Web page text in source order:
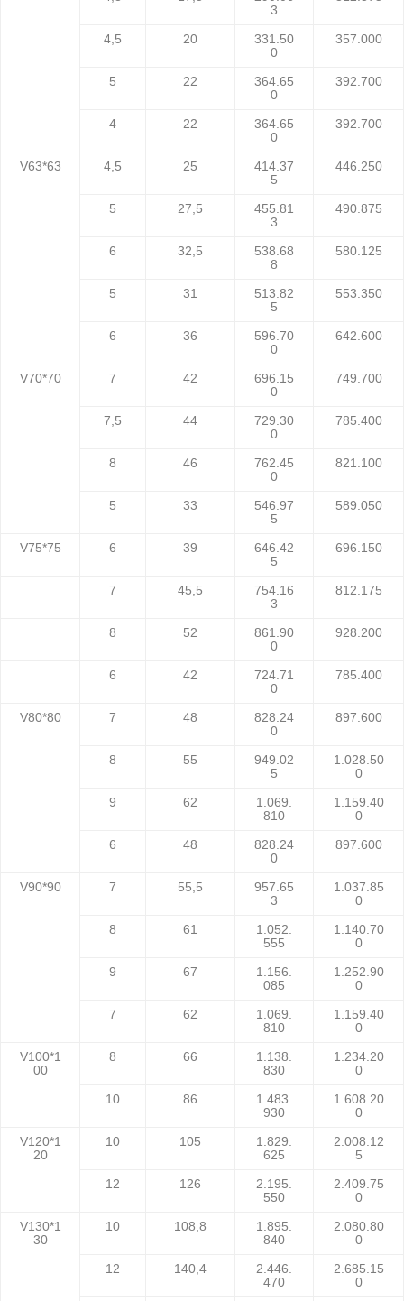
3
4,5 20
331.50
0
357.000
5 22
364.65
0
392.700
4 22
364.65
0
392.700
V63*63 4,5 25
414.37
5
446.250
5 27,5
455.81
3
490.875
6 32,5
538.68
8
580.125
5 31
513.82
5
553.350
6 36
596.70
0
642.600
V70*70 7 42
696.15
0
749.700
7,5 44
729.30
0
785.400
8 46
762.45
0
821.100
5 33
546.97
5
589.050
V75*75 6 39
646.42
5
696.150
7 45,5
754.16
3
812.175
8 52
861.90
0
928.200
6 42
724.71
0
785.400
V80*80 7 48
828.24
0
897.600
8 55
949.02
5
1.028.50
0
9 62
1.069.
810
1.159.40
0
6 48
828.24
0
897.600
V90*90 7 55,5
957.65
3
1.037.85
0
8 61
1.052.
555
1.140.70
0
9 67
1.156.
085
1.252.90
0
7 62
1.069.
810
1.159.40
0
V100*1
00
8 66
1.138.
830
1.234.20
0
10 86
1.483.
930
1.608.20
0
V120*1
20
10 105
1.829.
625
2.008.12
5
12 126
2.195.
550
2.409.75
0
V130*1
30
10 108,8
1.895.
840
2.080.80
0
12 140,4
2.446.
470
2.685.15
0